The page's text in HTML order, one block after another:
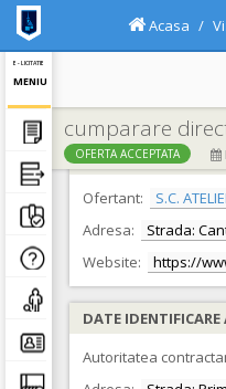
E - LICITATIE
MENIU
Acasa
cumparare
OFERTA ACCEPTATA
DATE
Ofertant:
S.C.
Adresa:
Strada:
Website:
https://
DATE
Autoritatea